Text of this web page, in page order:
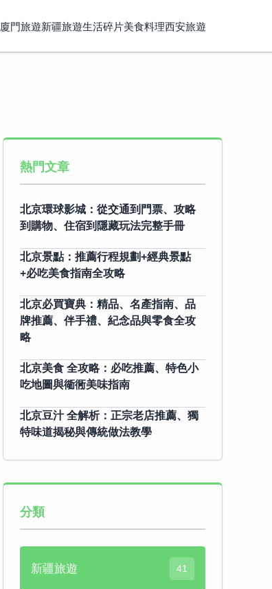
廈門旅遊新疆旅遊生活碎片美食料理西安旅遊
熱門文章
北京環球影城：從交通到門票、攻略
到購物、住宿到隱藏玩法完整手冊
北京景點：推薦行程規劃+經典景點
+必吃美食指南全攻略
北京必買寶典：精品、名產指南、品
牌推薦、伴手禮、紀念品與零食全攻
略
北京美食 全攻略：必吃推薦、特色小
吃地圖與衚衕美味指南
北京豆汁 全解析：正宗老店推薦、獨
特味道揭秘與傳統做法教學
分類
新疆旅遊 41